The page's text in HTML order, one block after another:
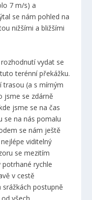
7 m/s) a
se nám pohled na
nižšími a bližšími
vydat se
terénní překážku.
trasou (a s mírným
jsme se zdárně
jsme se na čas
se na nás pomalu
se nám ještě
viditelný
se mezitím
rychle
v cestě
srážkách postupně